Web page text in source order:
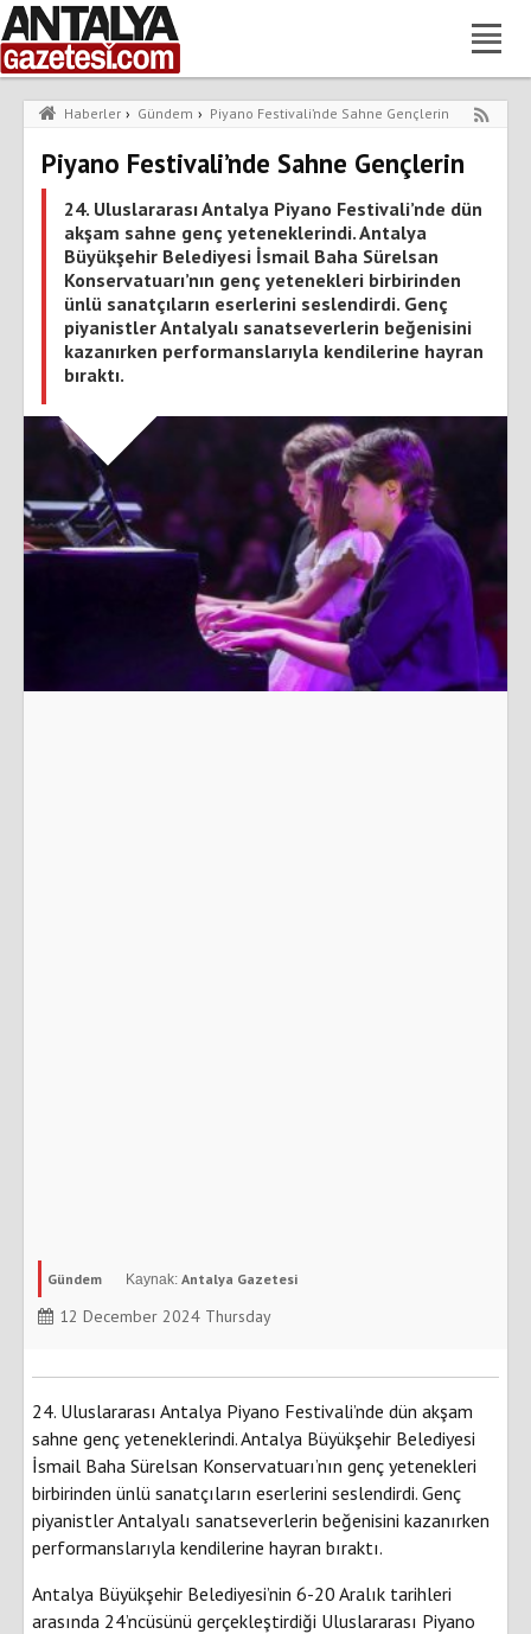
Haberler › Gündem › Piyano Festivali’nde Sahne Gençlerin
Piyano Festivali’nde Sahne Gençlerin
24. Uluslararası Antalya Piyano Festivali’nde dün
akşam sahne genç yeteneklerindi. Antalya
Büyükşehir Belediyesi İsmail Baha Sürelsan
Konservatuarı’nın genç yetenekleri birbirinden
ünlü sanatçıların eserlerini seslendirdi. Genç
piyanistler Antalyalı sanatseverlerin beğenisini
kazanırken performanslarıyla kendilerine hayran
bıraktı.
Gündem Antalya Gazetesi
12 December 2024 Thursday
24. Uluslararası Antalya Piyano Festivali’nde dün akşam
sahne genç yeteneklerindi. Antalya Büyükşehir Belediyesi
İsmail Baha Sürelsan Konservatuarı’nın genç yetenekleri
birbirinden ünlü sanatçıların eserlerini seslendirdi. Genç
piyanistler Antalyalı sanatseverlerin beğenisini kazanırken
performanslarıyla kendilerine hayran bıraktı.
Antalya Büyükşehir Belediyesi’nin 6-20 Aralık tarihleri
arasında 24’ncüsünü gerçekleştirdiği Uluslararası Piyano